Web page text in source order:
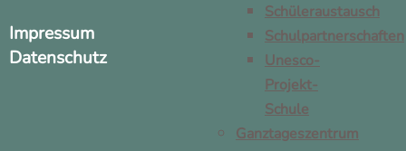
Schüleraustausch
Schulpartnerschaften
Unesco-
Projekt-
Schule
Ganztageszentrum
Impressum
Datenschutz